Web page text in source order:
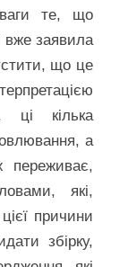
те, що
вже заявила
що це
ці кілька
а
переживає,
які,
причини
збірку,